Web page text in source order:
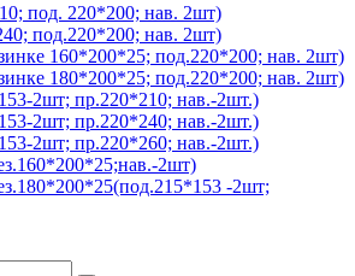
под. 220*200; нав. 2шт)
под.220*200; нав. 2шт)
160*200*25; под.220*200; нав. 2шт)
180*200*25; под.220*200; нав. 2шт)
2шт; пр.220*210; нав.-2шт.)
2шт; пр.220*240; нав.-2шт.)
2шт; пр.220*260; нав.-2шт.)
2шт)
-2шт;